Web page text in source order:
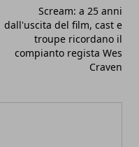
Scream: a 25 anni
dall'uscita del film, cast e
troupe ricordano il
compianto regista Wes
Craven